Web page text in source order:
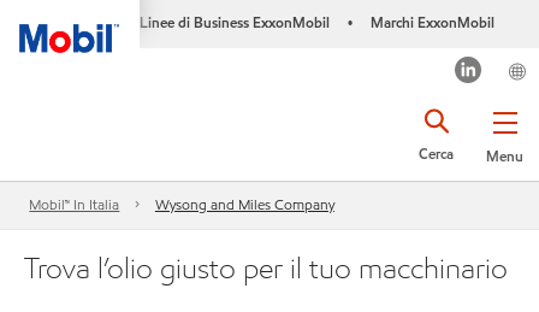
Linee di Business ExxonMobil • Marchi ExxonMobil
Menu
Cerca
Mobil™ In Italia Wysong and Miles Company
Trova l’olio giusto per il tuo macchinario